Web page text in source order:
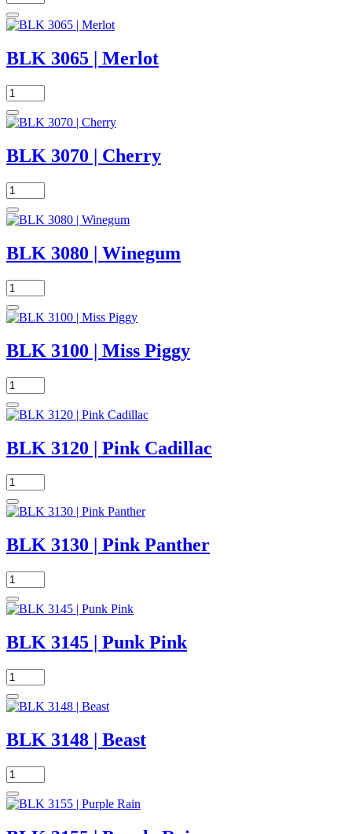
BLK 3065 | Merlot
BLK 3070 | Cherry
BLK 3080 | Winegum
BLK 3100 | Miss Piggy
BLK 3120 | Pink Cadillac
BLK 3130 | Pink Panther
BLK 3145 | Punk Pink
BLK 3148 | Beast